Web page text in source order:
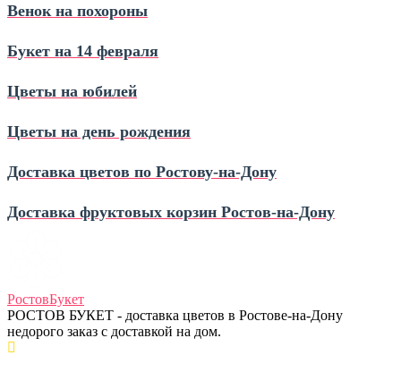
Венок на похороны
Букет на 14 февраля
Цветы на юбилей
Цветы на день рождения
Доставка цветов по Ростову‑на‑Дону
Доставка фруктовых корзин Ростов‑на‑Дону
РостовБукет
РОСТОВ БУКЕТ - доставка цветов в Ростове-на-Дону
недорого заказ с доставкой на дом.